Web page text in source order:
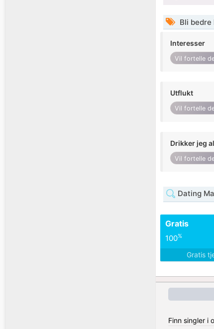
Bli bedre
Interesser
Vil fortelle
Utflukt
Vil fortelle
Drikker jeg
Vil fortelle
Dating
Gratis
100%
Gratis
Finn singler i